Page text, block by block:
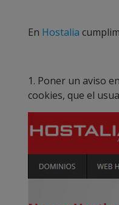
En Hostalia
1. Poner un aviso
cookies, que el